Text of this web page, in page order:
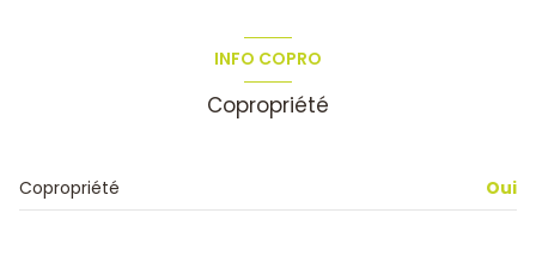
chambre
4 m²
INFO COPRO
Copropriété
Copropriété Oui